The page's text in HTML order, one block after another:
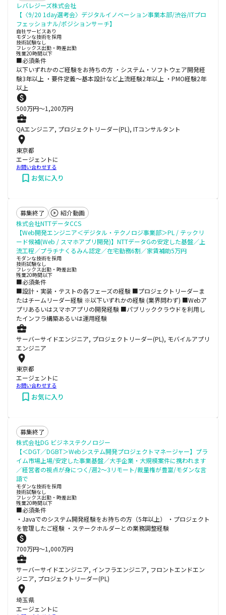
レバレジーズ株式会社
【〈9/20 1day選考会〉デジタルイノベーション事業本部/渋谷/ITプロ
フェッショナル/ポジションサーチ】
自社サービスあり
モダンな技術を採用
技術試験なし
フレックス出勤・時差出勤
残業20時間以下
■必須条件
以下いずれかのご経験をお持ちの方 ・システム・ソフトウェア開発経
験3年以上 ・要件定義～基本設計など上流経験2年以上 ・PMO経験2年
以上
500万円〜1,200万円
QAエンジニア, プロジェクトリーダー(PL), ITコンサルタント
東京都
エージェントに
お問い合わせする
お気に入り
募集終了
紹介動画
株式会社NTTデータCCS
【Web開発エンジニア＜デジタル・テクノロジ事業部＞PL / テックリ
ード候補(Web / スマホアプリ開発)】NTTデータGの安定した基盤／上
流工程／プラチナくるみん認定／在宅勤務6割／家賃補助5万円
モダンな技術を採用
技術試験なし
フレックス出勤・時差出勤
残業20時間以下
■必須条件
■設計・実装・テストの各フェーズの経験 ■プロジェクトリーダーま
たはチームリーダー経験 ※以下いずれかの経験 (業界問わず) ■Webア
プリあるいはスマホアプリの開発経験 ■パブリッククラウドを利用し
たインフラ構築あるいは運用経験
サーバーサイドエンジニア, プロジェクトリーダー(PL), モバイルアプリ
エンジニア
東京都
エージェントに
お問い合わせする
お気に入り
募集終了
株式会社DG ビジネステクノロジー
【＜DGT／DGBT＞Webシステム開発プロジェクトマネージャー】プラ
イム市場上場/安定した事業基盤／大手企業・大規模案件に携われます
／経営者の視点が身につく/週2～3リモート/裁量権が豊富/モダンな言
語で
モダンな技術を採用
技術試験なし
フレックス出勤・時差出勤
残業20時間以下
■必須条件
・Javaでのシステム開発経験をお持ちの方（5年以上） ・プロジェクト
を管理したご経験 ・ステークホルダーとの業務調整経験
700万円〜1,000万円
サーバーサイドエンジニア, インフラエンジニア, フロントエンドエン
ジニア, プロジェクトリーダー(PL)
埼玉県
エージェントに